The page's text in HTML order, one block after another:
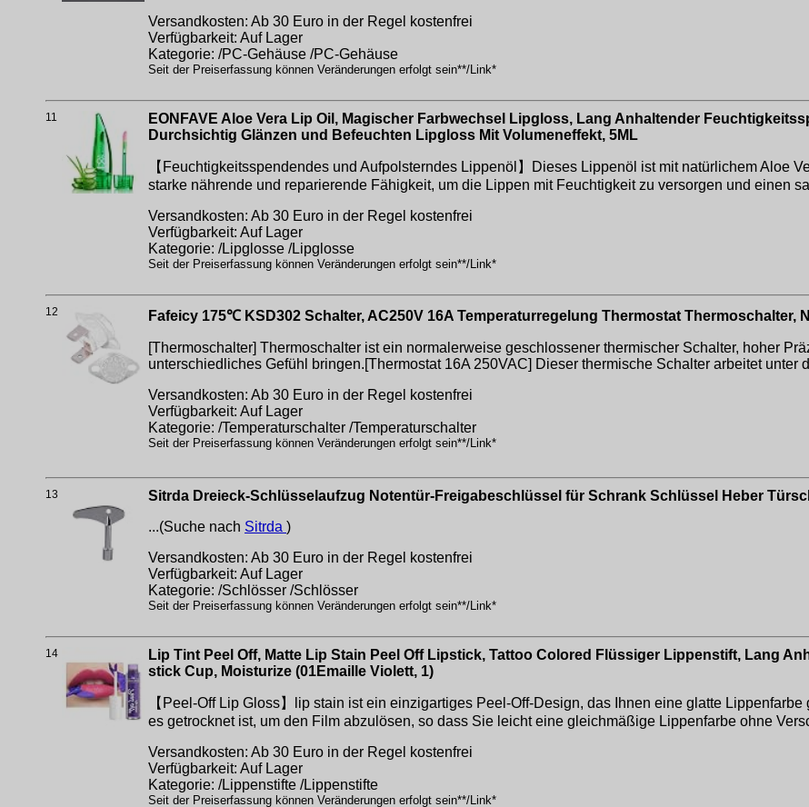
Versandkosten: Ab 30 Euro in der Regel kostenfrei
Verfügbarkeit: Auf Lager
Kategorie: /PC-Gehäuse /PC-Gehäuse
Seit der Preiserfassung können Veränderungen erfolgt sein**/Link*
11
EONFAVE Aloe Vera Lip Oil, Magischer Farbwechsel Lipgloss, Lang Anhaltender
Durchsichtig Glänzen und Befeuchten Lipgloss Mit Volumeneffekt, 5ML
【Feuchtigkeitsspendendes und Aufpolsterndes Lippenöl】Dieses Lippenöl ist mit natürlichem Aloe
starke nährende und reparierende Fähigkeit, um die Lippen mit Feuchtigkeit zu versorgen und einen
Versandkosten: Ab 30 Euro in der Regel kostenfrei
Verfügbarkeit: Auf Lager
Kategorie: /Lipglosse /Lipglosse
Seit der Preiserfassung können Veränderungen erfolgt sein**/Link*
12 Fafeicy 175℃ KSD302 Schalter, AC250V 16A Temperaturregelung Thermostat
[Thermoschalter] Thermoschalter ist ein normalerweise geschlossener thermischer Schalter, hoher
unterschiedliches Gefühl bringen.[Thermostat 16A 250VAC] Dieser thermische Schalter arbeitet unter
Versandkosten: Ab 30 Euro in der Regel kostenfrei
Verfügbarkeit: Auf Lager
Kategorie: /Temperaturschalter /Temperaturschalter
Seit der Preiserfassung können Veränderungen erfolgt sein**/Link*
13
Sitrda Dreieck-Schlüsselaufzug Notentür-Freigabeschlüssel für Schrank Schlüssel Heber
...(Suche nach Sitrda )
Versandkosten: Ab 30 Euro in der Regel kostenfrei
Verfügbarkeit: Auf Lager
Kategorie: /Schlösser /Schlösser
Seit der Preiserfassung können Veränderungen erfolgt sein**/Link*
14
Lip Tint Peel Off, Matte Lip Stain Peel Off Lipstick, Tattoo Colored Flüssiger Lippenstift, Lang
stick Cup, Moisturize (01Emaille Violett, 1)
【Peel-Off Lip Gloss】lip stain ist ein einzigartiges Peel-Off-Design, das Ihnen eine glatte
es getrocknet ist, um den Film abzulösen, so dass Sie leicht eine gleichmäßige Lippenfarbe ohne
Versandkosten: Ab 30 Euro in der Regel kostenfrei
Verfügbarkeit: Auf Lager
Kategorie: /Lippenstifte /Lippenstifte
Seit der Preiserfassung können Veränderungen erfolgt sein**/Link*